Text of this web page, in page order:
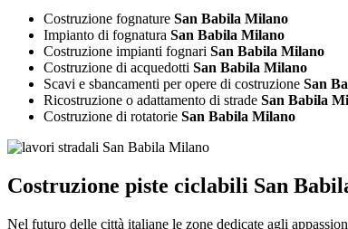
Costruzione fognature San Babila Milano
Impianto di fognatura San Babila Milano
Costruzione impianti fognari San Babila Milano
Costruzione di acquedotti San Babila Milano
Scavi e sbancamenti per opere di costruzione San
Ricostruzione o adattamento di strade San Babila
Costruzione di rotatorie San Babila Milano
Costruzione piste ciclabili San
Nel futuro delle città italiane le zone dedicate agli